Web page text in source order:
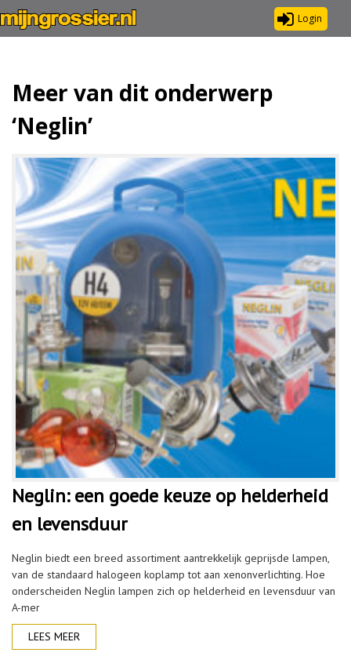
Login
Meer van dit onderwerp
‘Neglin’
Neglin: een goede keuze op helderheid
en levensduur
Neglin biedt een breed assortiment aantrekkelijk geprijsde lampen,
van de standaard halogeen koplamp tot aan xenonverlichting. Hoe
onderscheiden Neglin lampen zich op helderheid en levensduur van
A-mer
LEES MEER